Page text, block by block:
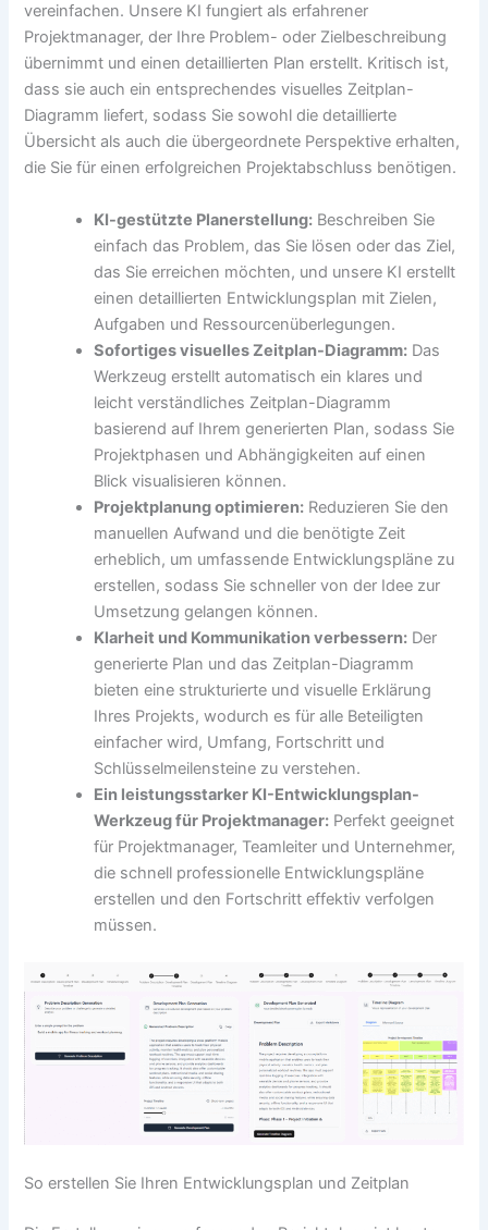
vereinfachen. Unsere KI fungiert als erfahrener
Projektmanager, der Ihre Problem- oder Zielbeschreibung
übernimmt und einen detaillierten Plan erstellt. Kritisch ist,
dass sie auch ein entsprechendes visuelles Zeitplan-
Diagramm liefert, sodass Sie sowohl die detaillierte
Übersicht als auch die übergeordnete Perspektive erhalten,
die Sie für einen erfolgreichen Projektabschluss benötigen.
KI-gestützte Planerstellung: Beschreiben Sie
einfach das Problem, das Sie lösen oder das Ziel,
das Sie erreichen möchten, und unsere KI erstellt
einen detaillierten Entwicklungsplan mit Zielen,
Aufgaben und Ressourcenüberlegungen.
Sofortiges visuelles Zeitplan-Diagramm: Das
Werkzeug erstellt automatisch ein klares und
leicht verständliches Zeitplan-Diagramm
basierend auf Ihrem generierten Plan, sodass Sie
Projektphasen und Abhängigkeiten auf einen
Blick visualisieren können.
Projektplanung optimieren: Reduzieren Sie den
manuellen Aufwand und die benötigte Zeit
erheblich, um umfassende Entwicklungspläne zu
erstellen, sodass Sie schneller von der Idee zur
Umsetzung gelangen können.
Klarheit und Kommunikation verbessern: Der
generierte Plan und das Zeitplan-Diagramm
bieten eine strukturierte und visuelle Erklärung
Ihres Projekts, wodurch es für alle Beteiligten
einfacher wird, Umfang, Fortschritt und
Schlüsselmeilensteine zu verstehen.
Ein leistungsstarker KI-Entwicklungsplan-
Werkzeugfür Projektmanager: Perfekt geeignet
für Projektmanager, Teamleiter und Unternehmer,
die schnell professionelle Entwicklungspläne
erstellen und den Fortschritt effektiv verfolgen
müssen.
So erstellen Sie Ihren Entwicklungsplan und Zeitplan